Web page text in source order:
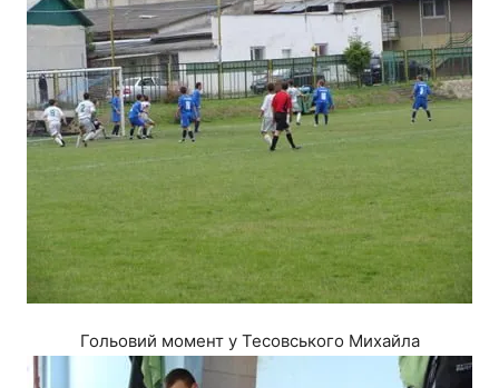
Гольовий момент у Тесовського Михайла